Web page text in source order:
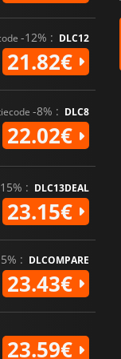
-12% : DLC12
21.82€
-8% : DLC8
22.02€
: DLC13DEAL
23.15€
: DLCOMPARE
23.43€
23.59€